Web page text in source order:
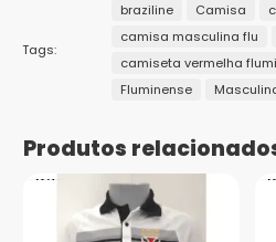
Público
Sua avaliação*
1
de
5
2 de
5
3
4
5
Sua avaliação sobre o
Nome*
Tags:
braziline Camisa
camisa masculina flu
camiseta vermelha
Fluminense
Produtos